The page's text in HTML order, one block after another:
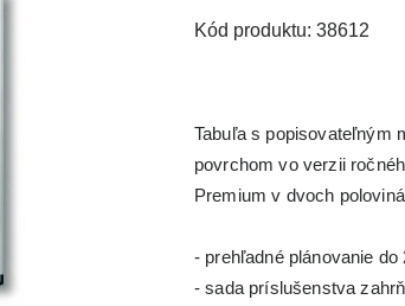
Kód produktu: 38612
Tabuľa s popisovateľným
povrchom vo verzii
Premium v dvoch
- prehľadné plánovanie
- sada príslušenstva